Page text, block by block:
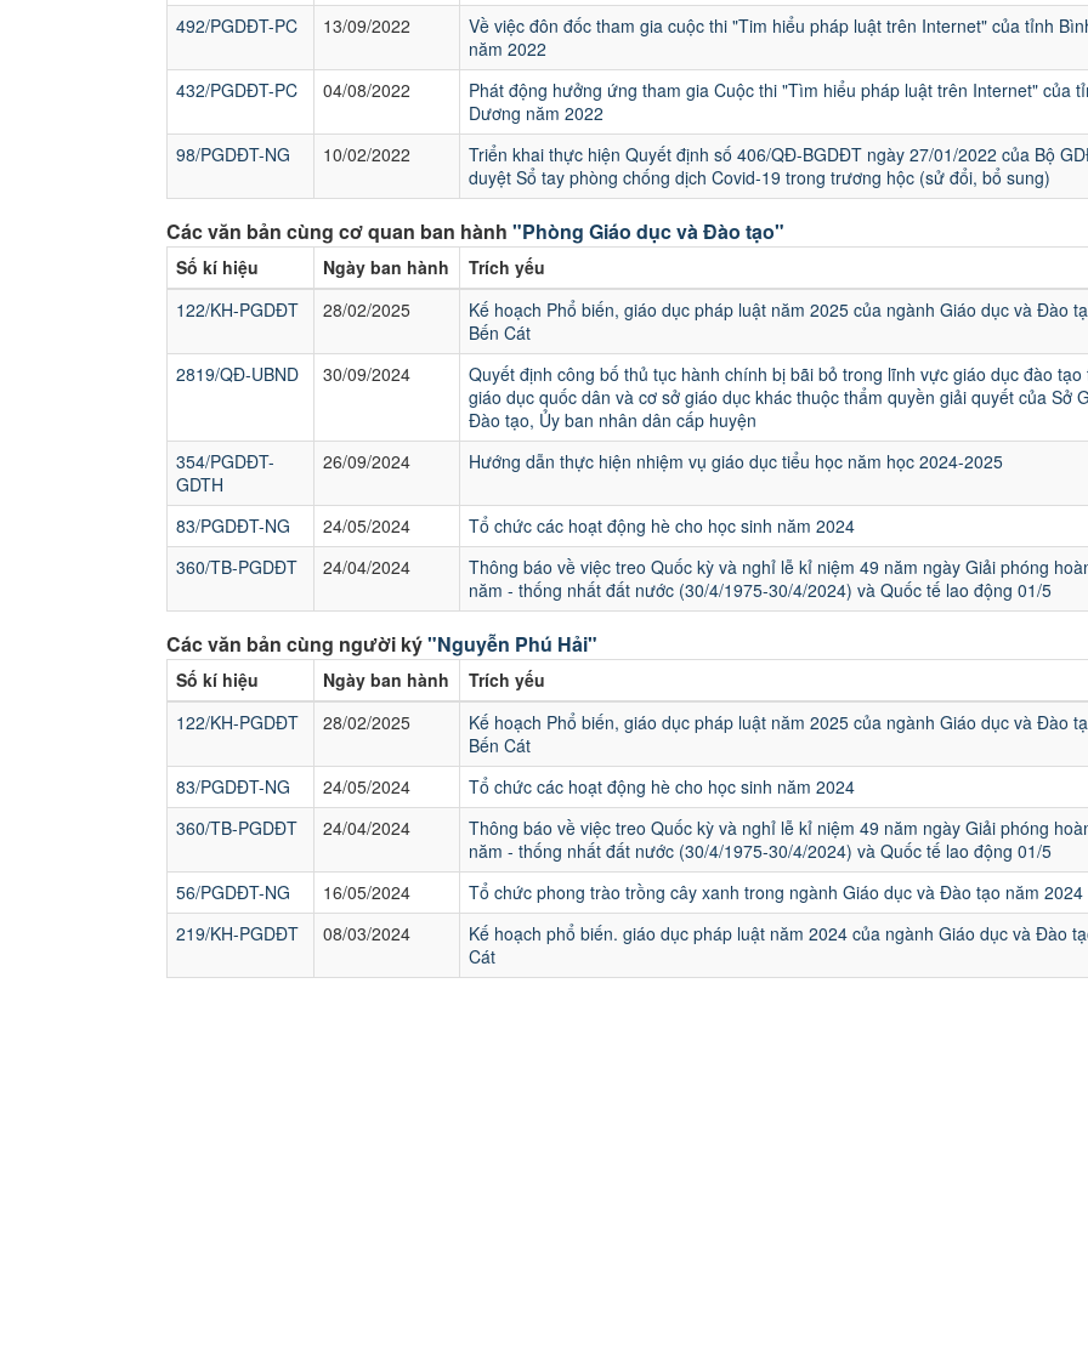
492/PGDĐT-PC
13/09/2022
Về việc đôn đốc tham gia cuộc thi "Tim hiểu pháp luật trên Internet" của tỉnh
năm 2022
432/PGDĐT-PC
04/08/2022
Phát động hưởng ứng tham gia Cuộc thi "Tìm hiểu pháp luật trên Internet" của
Dương năm 2022
98/PGDĐT-NG
10/02/2022
Triển khai thực hiện Quyết định số 406/QĐ-BGDĐT ngày 27/01/2022 của Bộ
duyệt Sổ tay phòng chống dịch Covid-19 trong trương hộc (sử đổi, bổ sung)
Các văn bản cùng cơ quan ban hành "Phòng Giáo dục và Đào tạo"
Số kí hiệu Ngày ban hành
Trích yếu
122/KH-PGDĐT
28/02/2025
Kế hoạch Phổ biến, giáo dục pháp luật năm 2025 của ngành Giáo dục và Đào
Bến Cát
2819/QĐ-UBND
30/09/2024
Quyết định công bố thủ tục hành chính bị bãi bỏ trong lĩnh vực giáo dục đào tạo
giáo dục quốc dân và cơ sở giáo dục khác thuộc thẩm quyền giải quyết của Sở
Đào tạo, Ủy ban nhân dân cấp huyện
354/PGDĐT-
GDTH
26/09/2024 Hướng dẫn thực hiện nhiệm vụ giáo dục tiểu học năm học 2024-2025
83/PGDĐT-NG 24/05/2024
Tổ chức các hoạt động hè cho học sinh năm 2024
360/TB-PGDĐT
24/04/2024
Thông báo về việc treo Quốc kỳ và nghỉ lễ kỉ niệm 49 năm ngày Giải phóng
năm - thống nhất đất nước (30/4/1975-30/4/2024) và Quốc tế lao động 01/5
Các văn bản cùng người ký"Nguyễn Phú Hải"
Số kí hiệu Ngày ban hành
Trích yếu
122/KH-PGDĐT
28/02/2025
Kế hoạch Phổ biến, giáo dục pháp luật năm 2025 của ngành Giáo dục và Đào
Bến Cát
83/PGDĐT-NG
24/05/2024
Tổ chức các hoạt động hè cho học sinh năm 2024
360/TB-PGDĐT
24/04/2024
Thông báo về việc treo Quốc kỳ và nghỉ lễ kỉ niệm 49 năm ngày Giải phóng
năm - thống nhất đất nước (30/4/1975-30/4/2024) và Quốc tế lao động 01/5
56/PGDĐT-NG
16/05/2024
Tổ chức phong trào trồng cây xanh trong ngành Giáo dục và Đào tạo năm 2024
219/KH-PGDĐT
08/03/2024
Kế hoạch phổ biến. giáo dục pháp luật năm 2024 của ngành Giáo dục và Đào
Cát